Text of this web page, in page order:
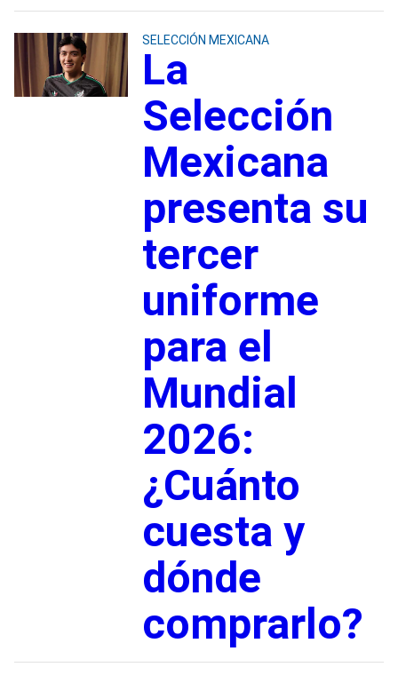
SELECCIÓN MEXICANA
La
Selección
Mexicana
presenta su
tercer
uniforme
para el
Mundial
2026:
¿Cuánto
cuesta y
dónde
comprarlo?